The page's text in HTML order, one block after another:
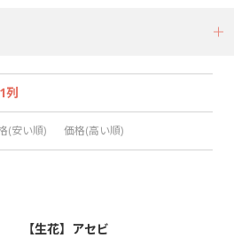
列
(安い順) 価格(高い順)
【生花】アセビ